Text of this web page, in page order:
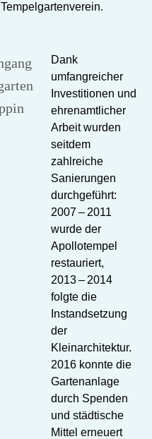
Tempelgartenverein.
Dank
umfangreicher
Investitionen und
ehrenamtlicher
Arbeit wurden
seitdem
zahlreiche
Sanierungen
durchgeführt:
2007 – 2011
wurde der
Apollotempel
restauriert,
2013 – 2014
folgte die
Instandsetzung
der
Kleinarchitektur.
2016 konnte die
Gartenanlage
durch Spenden
und städtische
Mittel erneuert